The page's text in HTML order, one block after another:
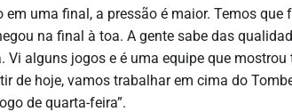
uma final, a pressão é maior. Temos que
na final à toa. A gente sabe das
alguns jogos e é uma equipe que mostrou
de hoje, vamos trabalhar em cima do
de quarta-feira”.